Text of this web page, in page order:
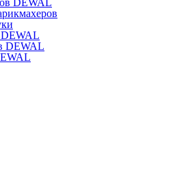
DEWAL
DEWAL